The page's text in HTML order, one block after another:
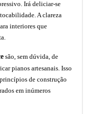
Irá deliciar-se
A clareza
interiores que
são, sem dúvida, de
pianos artesanais. Isso
de construção
em inúmeros